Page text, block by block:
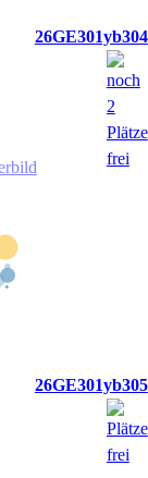
26GE301yb304
26GE301yb305